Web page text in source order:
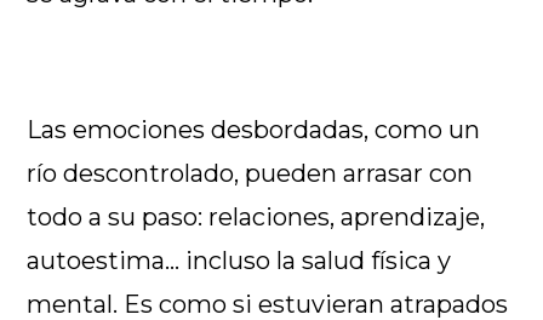
Las emociones desbordadas, como un
río descontrolado, pueden arrasar con
todo a su paso: relaciones, aprendizaje,
autoestima… incluso la salud física y
mental. Es como si estuvieran atrapados